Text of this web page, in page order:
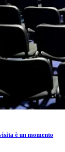
è un momento